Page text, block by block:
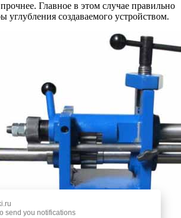
прочнее. Главное в этом случае правильно
углубления создаваемого устройством.
send you notifications